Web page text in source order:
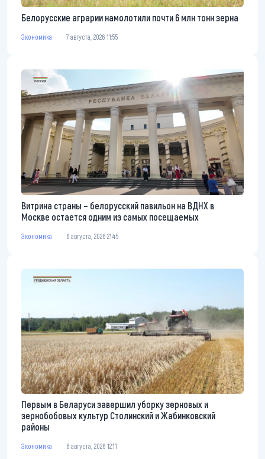
Белорусские аграрии намолотили почти 6 млн тонн зерна
Экономика 7 августа, 2026 11:55
Витрина страны – белорусский павильон на ВДНХ в
Москве остается одним из самых посещаемых
Экономика 6 августа, 2026 21:45
Первым в Беларуси завершил уборку зерновых и
зернобобовых культур Столинский и Жабинковский
районы
Экономика 6 августа, 2026 12:11